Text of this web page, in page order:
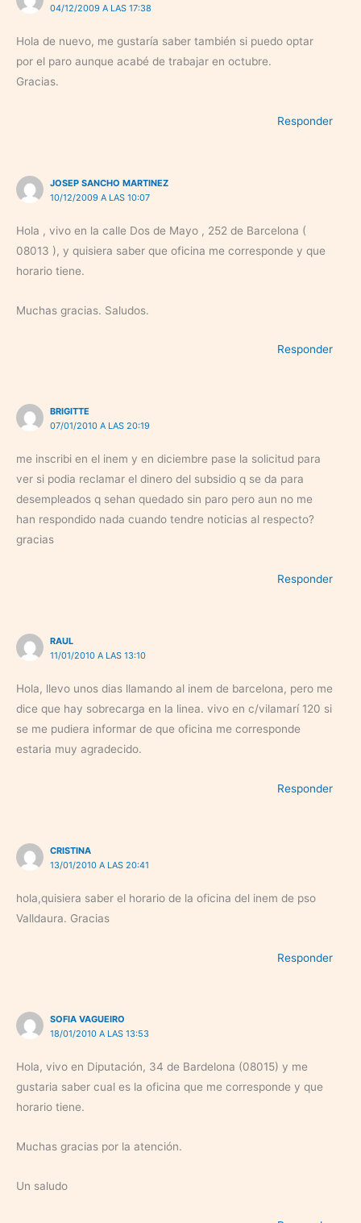
04/12/2009 A LAS 17:38
Hola de nuevo, me gustaría saber también si puedo optar
por el paro aunque acabé de trabajar en octubre.
Gracias.
Responder
JOSEP SANCHO MARTINEZ
10/12/2009 A LAS 10:07
Hola , vivo en la calle Dos de Mayo , 252 de Barcelona (
08013 ), y quisiera saber que oficina me corresponde y que
horario tiene.
Muchas gracias. Saludos.
Responder
BRIGITTE
07/01/2010 A LAS 20:19
me inscribi en el inem y en diciembre pase la solicitud para
ver si podia reclamar el dinero del subsidio q se da para
desempleados q sehan quedado sin paro pero aun no me
han respondido nada cuando tendre noticias al respecto?
gracias
Responder
RAUL
11/01/2010 A LAS 13:10
Hola, llevo unos dias llamando al inem de barcelona, pero me
dice que hay sobrecarga en la linea. vivo en c/vilamarí 120 si
se me pudiera informar de que oficina me corresponde
estaria muy agradecido.
Responder
CRISTINA
13/01/2010 A LAS 20:41
hola,quisiera saber el horario de la oficina del inem de pso
Valldaura. Gracias
Responder
SOFIA VAGUEIRO
18/01/2010 A LAS 13:53
Hola, vivo en Diputación, 34 de Bardelona (08015) y me
gustaria saber cual es la oficina que me corresponde y que
horario tiene.
Muchas gracias por la atención.
Un saludo